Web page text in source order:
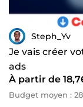
Steph_Yv
Je vais créer
ads
À partir de
Budget moyen :